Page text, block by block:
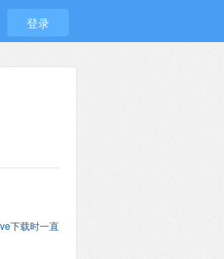
登录
下载时一直